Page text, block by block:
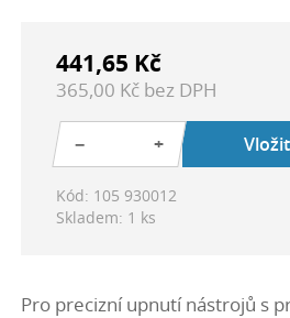
441,65 Kč
365,00 Kč bez DPH
− +
Kód: 105 930012
Skladem: 1 ks
Pro precizní upnutí nástrojů s